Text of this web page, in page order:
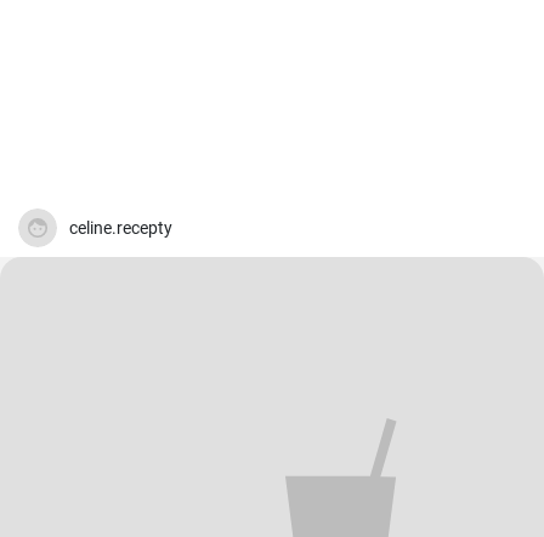
celine.recepty